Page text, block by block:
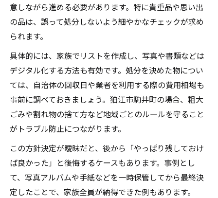
意しながら進める必要があります。特に貴重品や思い出
の品は、誤って処分しないよう細やかなチェックが求め
られます。
具体的には、家族でリストを作成し、写真や書類などは
デジタル化する方法も有効です。処分を決めた物につい
ては、自治体の回収日や業者を利用する際の費用相場も
事前に調べておきましょう。狛江市駒井町の場合、粗大
ごみや割れ物の捨て方など地域ごとのルールを守ること
がトラブル防止につながります。
この方針決定が曖昧だと、後から「やっぱり残しておけ
ば良かった」と後悔するケースもあります。事例とし
て、写真アルバムや手紙などを一時保管してから最終決
定したことで、家族全員が納得できた例もあります。